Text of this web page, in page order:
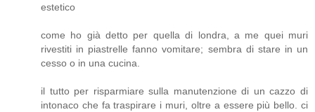
estetico
come ho già detto per quella di londra, a me quei muri
rivestiti in piastrelle fanno vomitare; sembra di stare in un
cesso o in una cucina.
il tutto per risparmiare sulla manutenzione di un cazzo di
intonaco che fa traspirare i muri, oltre a essere più bello. ci